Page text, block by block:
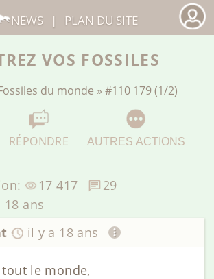
VOS FOSSILES
du monde »#110 179 (1/2)
RÉPONDRE AUTRES ACTIONS
17 417
29
18 ans
il y a 18 ans
le monde,
NEWS | PLAN DU SITE